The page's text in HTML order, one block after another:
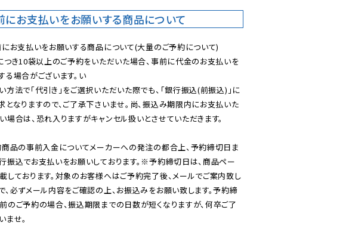
にお支払いをお願いする商品について
お支払いをお願いする商品について(大量のご予約について)
つき10袋以上のご予約をいただいた場合、事前に代金のお支払いを
る場合がございます。い
方法で「代引き」をご選択いただいた際でも、「銀行振込(前振込)」に
となりますので、ご了承下さいませ。尚、振込み期限内にお支払いた
場合は、恐れ入りますがキャンセル扱いとさせていただきます。
品の事前入金についてメーカーへの発注の都合上、予約締切日ま
振込でお支払いをお願いしております。※予約締切日は、商品ペー
しております。対象のお客様へはご予約完了後、メールでご案内致し
、必ずメール内容をご確認の上、お振込みをお願い致します。予約締
のご予約の場合、振込期限までの日数が短くなりますが、何卒ご了
ませ。